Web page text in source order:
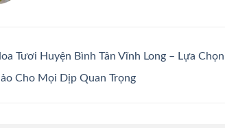
Tươi Huyện Bình Tân Vĩnh Long – Lựa Chọn
Cho Mọi Dịp Quan Trọng